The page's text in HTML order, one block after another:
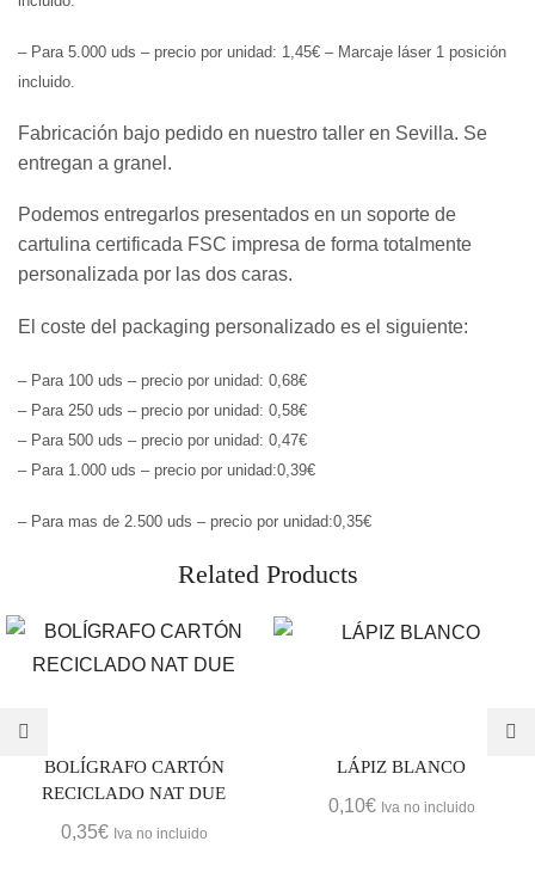
– Para 5.000 uds – precio por unidad: 1,45€ – Marcaje láser 1 posición
incluido.
Fabricación bajo pedido en nuestro taller en Sevilla. Se
entregan a granel.
Podemos entregarlos presentados en un soporte de
cartulina certificada FSC impresa de forma totalmente
personalizada por las dos caras.
El coste del packaging personalizado es el siguiente:
– Para 100 uds – precio por unidad: 0,68€
– Para 250 uds – precio por unidad: 0,58€
– Para 500 uds – precio por unidad: 0,47€
– Para 1.000 uds – precio por unidad:0,39€
– Para mas de 2.500 uds – precio por unidad:0,35€
Related Products
BOLÍGRAFO CARTÓN
RECICLADO NAT DUE
0,35€ Iva no incluido
LÁPIZ BLANCO
0,10€ Iva no incluido